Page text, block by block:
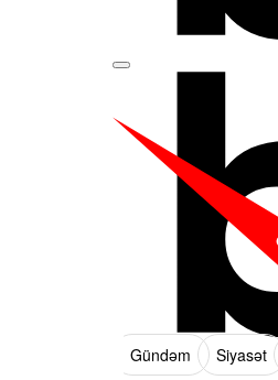
Gündəm Siyasət